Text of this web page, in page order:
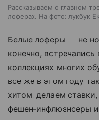
Рассказываем о главном
лоферах. На фото: лукбук
Белые лоферы — не
конечно, встречались
коллекциях многих
все же в этом году
хитом, делаем
фешен-инфлюэнсеры и